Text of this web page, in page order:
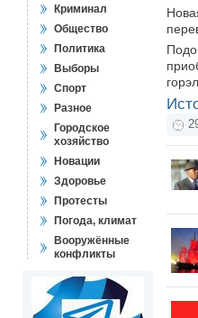
Криминал
Общество
Политика
Выборы
Спорт
Разное
Городское
хозяйство
Новации
Здоровье
Протесты
Погода, климат
Вооружённые
конфликты